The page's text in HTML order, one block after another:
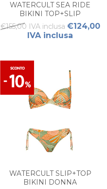
WATERCULT SEA RIDE
BIKINI TOP+SLIP
€155,00 IVA inclusa €124,00
IVA inclusa
WATERCULT SLIP+TOP
BIKINI DONNA